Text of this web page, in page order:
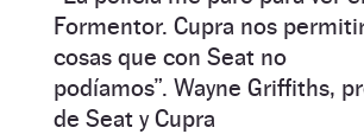
Formentor. Cupra nos
cosas que con Seat no
podíamos”. Wayne Griffiths,
de Seat y Cupra